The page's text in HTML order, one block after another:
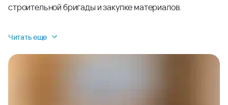
строительной бригады и закупке материалов.
Читать еще